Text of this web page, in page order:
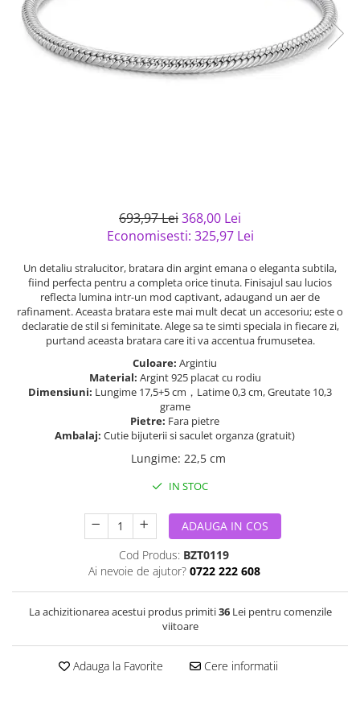
semipretioase
Bijuterii argint placat cu aur
Bijuterii argint cu diverse
Bijuterii de Lux
Bijuterii gotice si rock
Bijuterii Handmade
Solutii si lavete de curatare
693,97 Lei368,00 Lei
Economisesti: 325,97 Lei
Un detaliu stralucitor, bratara din argint emana o eleganta subtila,
fiind perfecta pentru a completa orice tinuta. Finisajul sau lucios
reflecta lumina intr-un mod captivant, adaugand un aer de
rafinament. Aceasta bratara este mai mult decat un accesoriu; este o
declaratie de stil si feminitate. Alege sa te simti speciala in fiecare zi,
purtand aceasta bratara care iti va accentua frumusetea.
Culoare: Argintiu
Material: Argint 925 placat cu rodiu
Dimensiuni: Lungime 17,5+5 cm，Latime 0,3 cm, Greutate 10,3
grame
Pietre: Fara pietre
Ambalaj: Cutie bijuterii si saculet organza (gratuit)
Lungime: 22,5 cm
IN STOC
ADAUGA IN COS
Cod Produs: BZT0119
Ai nevoie de ajutor? 0722 222 608
La achizitionarea acestui produs primiti36Lei pentru comenzile
viitoare
Adauga la Favorite Cere informatii